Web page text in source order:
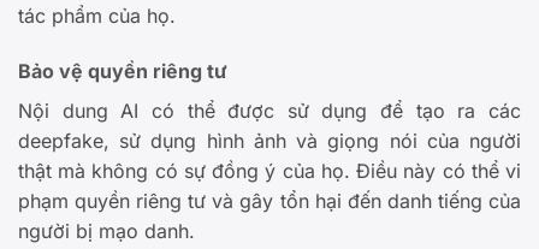
tác phẩm của họ.
Bảo vệ quyền riêng tư
Nội dung AI có thể được sử dụng để tạo ra các
deepfake, sử dụng hình ảnh và giọng nói của người
thật mà không có sự đồng ý của họ. Điều này có thể vi
phạm quyền riêng tư và gây tổn hại đến danh tiếng của
người bị mạo danh.